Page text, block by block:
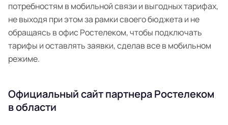
потребностям в мобильной связи и выгодных тарифах,
не выходя при этом за рамки своего бюджета и не
обращаясь в офис Ростелеком, чтобы подключать
тарифы и оставлять заявки, сделав все в мобильном
режиме.
Официальный сайт партнера Ростелеком
в области